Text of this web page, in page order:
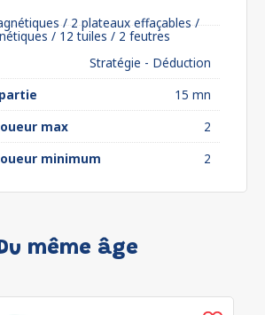
/ 2 plateaux effaçables /
/ 12 tuiles / 2 feutres
Stratégie - Déduction
15 mn
max
2
minimum
2
même âge